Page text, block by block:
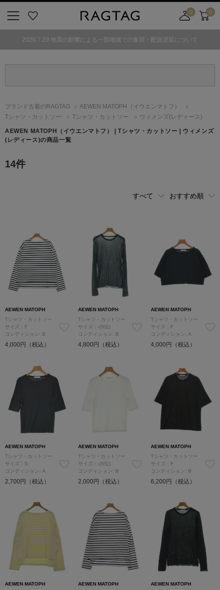
気
0
舗
カ
0
2026.7.29 地震の影響による一部地域での集荷・配送遅延について
ブランド古着のRAGTAG AEWEN MATOPH
（イウエンマトフ）
Tシャツ・カットソー
Tシャツ・カットソー ウィメンズ(レディース)
AEWEN MATOPH （イウエンマトフ）
| Tシャツ・カットソー | ウィメンズ
(レディース)の商品一覧
14件
AEWEN MATOPH
Tシャツ・カットソー
サイズ：F
コンディション: B
4,000円（税込）
AEWEN MATOPH
Tシャツ・カットソー
サイズ：-(S位)
コンディション: B
4,800円（税込）
AEWEN MATOPH
Tシャツ・カットソー
サイズ：F
コンディション: A
4,000円（税込）
AEWEN MATOPH
Tシャツ・カットソー
サイズ：S
コンディション: A
2,700円（税込）
AEWEN MATOPH
Tシャツ・カットソー
サイズ：-(S位)
コンディション: B
2,000円（税込）
AEWEN MATOPH
Tシャツ・カットソー
サイズ：F
コンディション: B
6,200円（税込）
AEWEN MATOPH
AEWEN MATOPH
AEWEN MATOPH